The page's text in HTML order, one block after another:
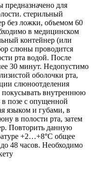
предназначено для
стерильный
без ложки, объемом 60
в медицинском
контейнер (или
слюны проводится
рта водой. После
30 минут. Недопустимо
оболочки рта,
слюноотделения
покусывать внутреннюю
в позе с опущенной
языком и губами, в
в полости рта, затем
Повторить данную
+2…+8°С общее
48 часов. Необходимо